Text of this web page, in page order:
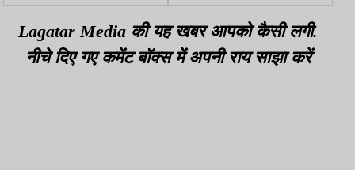
में युवक की मौत
Lagatar Media की यह खबर आपको कैसी लगी.
नीचे दिए गए कमेंट बॉक्स में अपनी राय साझा करें